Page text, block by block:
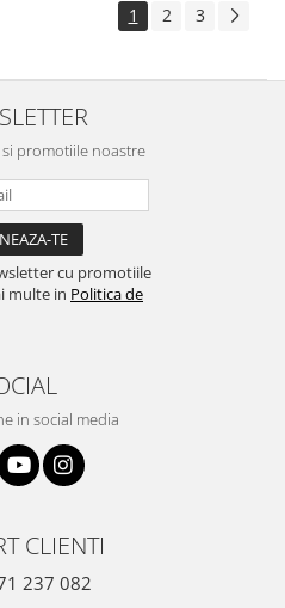
1 2 3
promotiile noastre
cu promotiile
multe in Politica de
in social media
CLIENTI
237 082